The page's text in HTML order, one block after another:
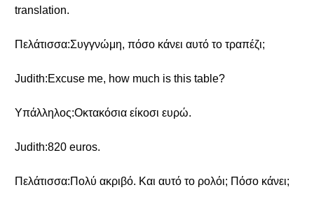
translation.
Πελάτισσα:Συγγνώμη, πόσο κάνει αυτό το τραπέζι;
Judith:Excuse me, how much is this table?
Υπάλληλος:Οκτακόσια είκοσι ευρώ.
Judith:820 euros.
Πελάτισσα:Πολύ ακριβό. Και αυτό το ρολόι; Πόσο κάνει;